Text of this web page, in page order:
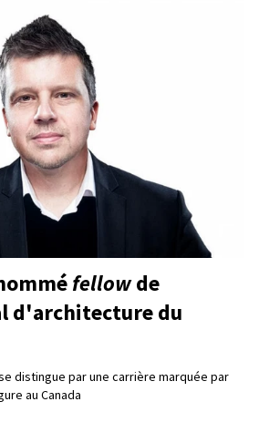
fellowde
d'architecture du
distingue par une carrière marquée par
au Canada